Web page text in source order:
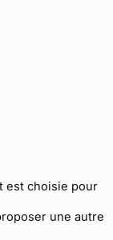
est choisie pour
une autre